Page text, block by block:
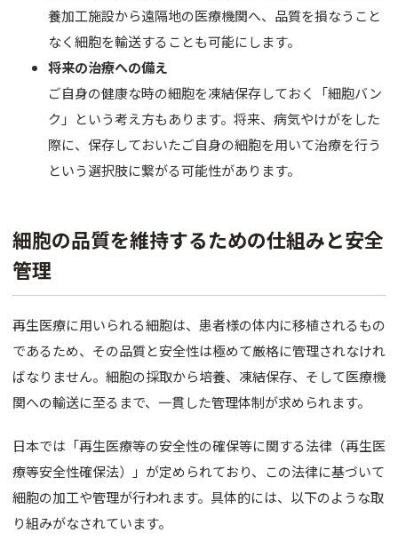
養加工施設から遠隔地の医療機関へ、品質を損なうこと
なく細胞を輸送することも可能にします。
将来の治療への備え
ご自身の健康な時の細胞を凍結保存しておく「細胞バン
ク」という考え方もあります。将来、病気やけがをした
際に、保存しておいたご自身の細胞を用いて治療を行う
という選択肢に繋がる可能性があります。
細胞の品質を維持するための仕組みと安全
管理
再生医療に用いられる細胞は、患者様の体内に移植されるもの
であるため、その品質と安全性は極めて厳格に管理されなけれ
ばなりません。細胞の採取から培養、凍結保存、そして医療機
関への輸送に至るまで、一貫した管理体制が求められます。
日本では「再生医療等の安全性の確保等に関する法律（再生医
療等安全性確保法）」が定められており、この法律に基づいて
細胞の加工や管理が行われます。具体的には、以下のような取
り組みがなされています。